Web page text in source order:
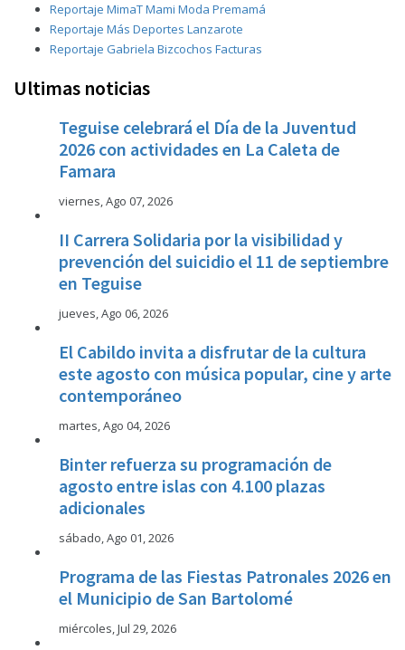
Reportaje MimaT Mami Moda Premamá
Reportaje Más Deportes Lanzarote
Reportaje Gabriela Bizcochos Facturas
Ultimas noticias
Teguise celebrará el Día de la Juventud
2026 con actividades en La Caleta de
Famara
viernes, Ago 07, 2026
II Carrera Solidaria por la visibilidad y
prevención del suicidio el 11 de septiembre
en Teguise
jueves, Ago 06, 2026
El Cabildo invita a disfrutar de la cultura
este agosto con música popular, cine y arte
contemporáneo
martes, Ago 04, 2026
Binter refuerza su programación de
agosto entre islas con 4.100 plazas
adicionales
sábado, Ago 01, 2026
Programa de las Fiestas Patronales 2026 en
el Municipio de San Bartolomé
miércoles, Jul 29, 2026